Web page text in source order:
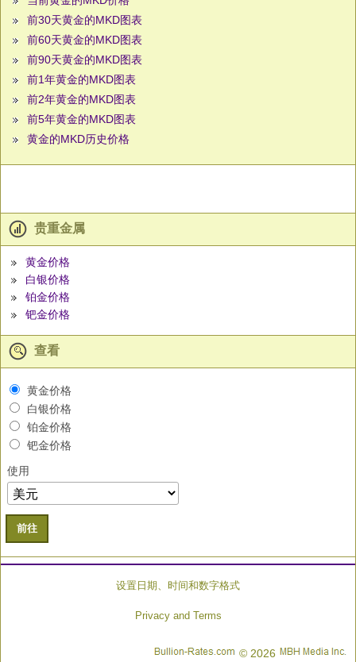
前30天黄金的MKD图表
前60天黄金的MKD图表
前90天黄金的MKD图表
前1年黄金的MKD图表
前2年黄金的MKD图表
前5年黄金的MKD图表
黄金的MKD历史价格
贵重金属
黄金价格
白银价格
铂金价格
钯金价格
查看
黄金价格
白银价格
铂金价格
钯金价格
使用
前往
设置日期、时间和数字格式
Privacy and Terms
© 2026